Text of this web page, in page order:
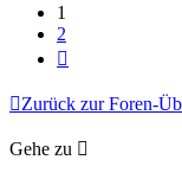
1
2
Zurück zur Foren-
Gehe zu